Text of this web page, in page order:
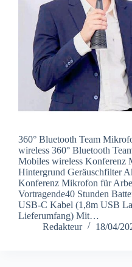
360° Bluetooth Team
wireless 360° Bluetooth
Mobiles wireless Konferenz
Hintergrund Geräuschfilter
Konferenz Mikrofon für
Vortragende40 Stunden
USB-C Kabel (1,8m USB
Lieferumfang) Mit…
Redakteur
18/04/